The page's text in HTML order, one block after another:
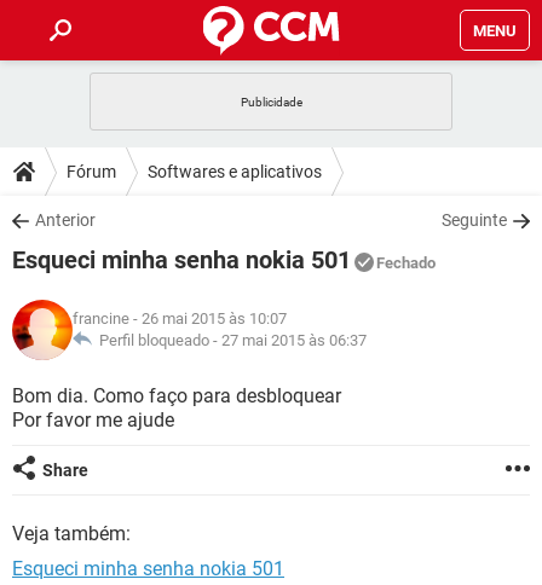
MENU
CELULAR FACEBOOK
OUTLOOK
INSTAGRAM GMAIL
GUIA DE COMPRAS
DICAS
JOGOS WHATSAPP
INSTAGRAM
GUIA DE COMPRAS
DOWNLOADS
JOGOS WHATSAPP
CELULAR
OUTLOOK EXCEL
INSTAGRAM
GUIA DE COMPRAS
FÓRUM
JOGOS
CELULAR
OUTLOOK EXCEL
GLOSSÁRIO
JOGOS
CELULAR
OUTLOOK
GUIA DE COMPRAS
Fórum Softwares e aplicativos
Anterior Seguinte
Esqueci minha senha nokia 501 Fechado
francine - 26 mai 2015 às 10:07
Perfil bloqueado - 27 mai 2015 às 06:37
Bom dia. Como faço para desbloquear
Por favor me ajude
Share
Veja também:
Esqueci minha senha nokia 501